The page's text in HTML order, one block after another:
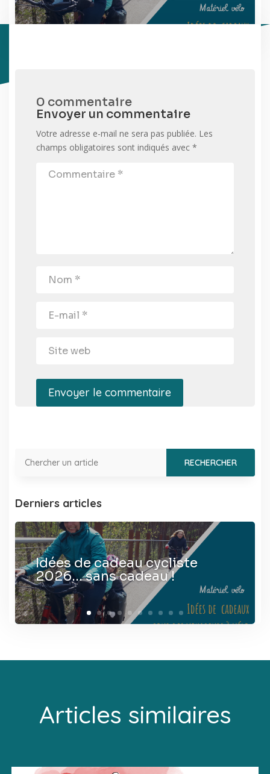
0 commentaire
Envoyer un commentaire
Votre adresse e-mail ne sera pas publiée. Les
champs obligatoires sont indiqués avec *
Envoyer le commentaire
Derniers articles
Idées de cadeau cycliste
2026… sans cadeau !
Articles similaires